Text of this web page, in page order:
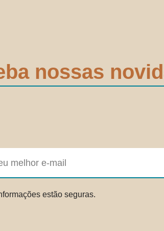
nossas
estão seguras.